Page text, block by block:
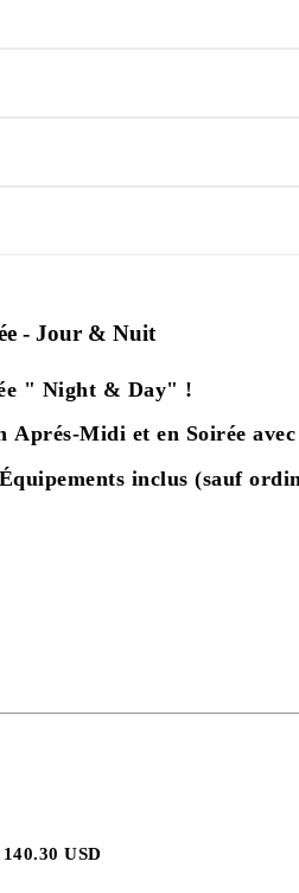
- Jour & Nuit
" Night & Day" !
Aprés-Midi et en Soirée
inclus (sauf
USD